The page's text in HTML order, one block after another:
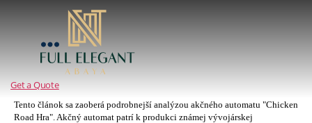
Get a Quote
Tento článok sa zaoberá podrobnejší analýzou akčného automatu "Chicken
Road Hra". Akčný automat patrí k produkci známej vývojárskej